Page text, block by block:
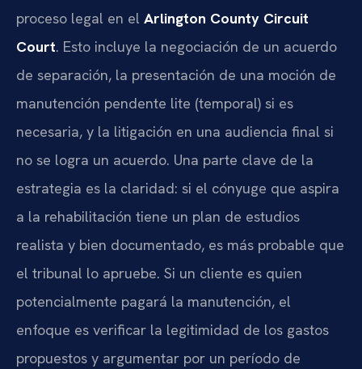
proceso legal en el Arlington County Circuit
Court. Esto incluye la negociación de un acuerdo
de separación, la presentación de una moción de
manutención pendente lite (temporal) si es
necesaria, y la litigación en una audiencia final si
no se logra un acuerdo. Una parte clave de la
estrategia es la claridad: si el cónyuge que aspira
a la rehabilitación tiene un plan de estudios
realista y bien documentado, es más probable que
el tribunal lo apruebe. Si un cliente es quien
potencialmente pagará la manutención, el
enfoque es verificar la legitimidad de los gastos
propuestos y argumentar por un período de